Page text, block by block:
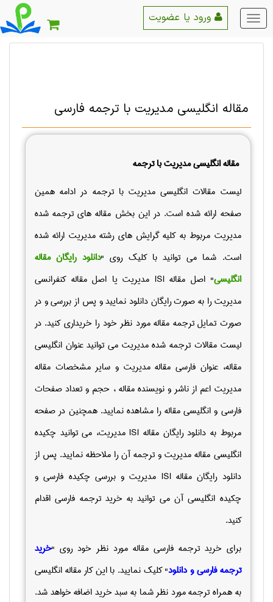
منو
اصلی
مقاله انگلیسی مدیریت با ترجمه فارسی
مقاله انگلیسی مدیریت با ترجمه
لیست مقالات انگلیسی مدیریت با ترجمه در ادامه همین
صفحه ارائه شده است. در این بخش مقاله های ترجمه شده
مدیریت مربوط به کلیه گرایش های رشته مدیریت ارائه شده
است. شما می توانید با کلیک روی "دانلود رایگان مقاله
انگلیسی" اصل مقالهISI مدیریت یا اصل مقاله کنفرانسی
مدیریت را به صورت رایگان دانلود نمایید و پس از بررسی و در
صورت تمایل ترجمه مقاله مورد نظر خود را خریداری کنید. در
لیست مقالات ترجمه شده مدیریت می توانید عنوان انگلیسی
مقاله، عنوان فارسی مقاله مدیریت و سایر مشخصات مقاله
مدیریت اعم از ناشر و نویسنده مقاله ، حجم و تعداد صفحات
فارسی و انگلیسی مقاله را مشاهده نمایید.همچنین در صفحه
مربوط به دانلود رایگان مقاله ISI مدیریت، می توانید چکیده
انگلیسی مقاله مدیریت و ترجمه آن را ملاحظه نمایید. پس از
دانلود رایگان مقالهISI مدیریت و بررسی چکیده فارسی و
چکیده انگلیسی آن می توانید به خرید ترجمه فارسی اقدام
کنید.
برای خرید ترجمه فارسی مقاله مورد نظر خود روی "خرید
ترجمه فارسی و دانلود" کلیک نمایید. با این کار مقاله انگلیسی
به همراه ترجمه مورد نظر شما به سبد خرید اضافه خواهد شد.